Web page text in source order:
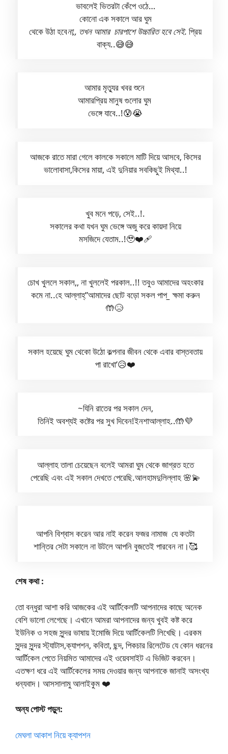
ভাবলেই ভিতরটা কেঁপে ওঠে…
কোনো এক সকালে আর ঘুম
থেকে উঠা হবেনা,, তখন আমার চারপাশে উচ্চারিত হবে সেই. প্রিয়
বাক্য..😅😅
আমার মৃত্যুর খবর শুনে
আমারপ্রিয় মানুষ গুলোর ঘুম
ভেঙ্গে যাবে..!😰😭
আজকে রাতে মারা গেলে কালকে সকালে মাটি দিয়ে আসবে, কিসের
ভালোবাসা,কিসের মায়া, এই দুনিয়ার সবকিছুই মিথ্যা..!
খুব মনে পড়ে, সেই..!.
সকালের কথা যখন ঘুম ভেঙ্গে অজু করে কায়দা নিয়ে
মসজিদে যেতাম..!🥹❤️‍🩹
চোখ খুললে সকাল,, না খুললেই পরকাল..!! তবুও আমাদের অহংকার
কমে না..হে আল্লাহ্”আমাদের ছোট বড়ো সকল পাপ_ক্ষমা করুন
🤲😥
সকাল হয়েছে ঘুম থেকো উঠো কল্পনার জীবন থেকে এবার বাস্তবতায়
পা রাখো’😥❤️
~যিনি রাতের পর সকাল দেন,
তিনিই অবশ্যই কষ্টের পর সুখ দিবেন!ইনশাআল্লাহ..🤲💜
আল্লাহ তালা চেয়েছেন বলেই আমরা ঘুম থেকে জাগ্রত হতে
পেরেছি এবং এই সকাল দেখতে পেরেছি.আলহামদুলিল্লাহ 🌸💫
আপনি বিশ্বাস করেন আর নাই করেন ফজর নামাজ যে কতটা
শান্তির সেটা সকালে না উটলে আপনি বুজতেই পারবেন না।🥰
শেষ কথা :
তো বন্ধুরা আশা করি আজকের এই আর্টিকেলটি আপনাদের কাছে অনেক
বেশি ভালো লেগেছে। এখানে আমরা আপনাদের জন্য খুবই কষ্ট করে
ইউনিক ও সহজ সুন্দর ভাষায় ইমোজি দিয়ে আর্টিকেলটি লিখেছি। এরকম
সুন্দর সুন্দর স্ট্যাটাস,ক্যাপশন, কবিতা, ছন্দ, পিকচার রিলেটেড যে কোন ধরনের
আর্টিকেল পেতে নিয়মিত আমাদের এই ওয়েবসাইট এ ভিজিট করবেন।
এতক্ষণ ধরে এই আর্টিকেলের সময় দেওয়ার জন্য আপনাকে জানাই অসংখ্য
ধন্যবাদ। আসসালামু আলাইকুম ❤️
অন্য পোস্ট পড়ুন:
মেঘলা আকাশ নিয়ে ক্যাপশন